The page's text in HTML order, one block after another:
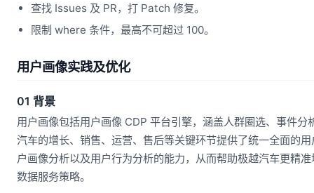
查找 Issues 及 PR，打 Patch 修复。
限制 where 条件，最高不可超过 100。
用户画像实践及优化
01 背景
用户画像包括用户画像 CDP 平台引擎，涵盖人群圈选、事件分
汽车的增长、销售、运营、售后等关键环节提供了统一全面的
户画像分析以及用户行为分析的能力，从而帮助极越汽车更精
数据服务策略。